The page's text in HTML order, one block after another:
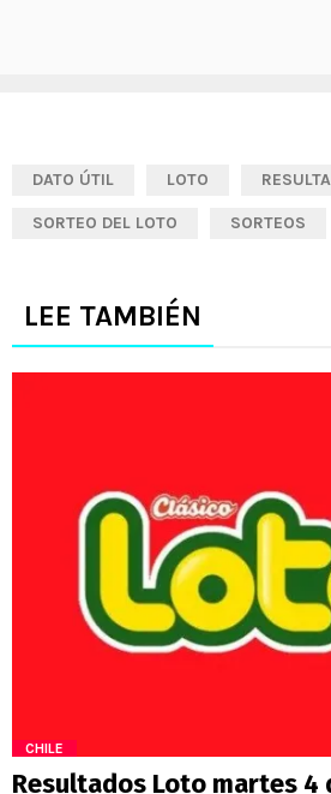
DATO ÚTIL LOTO
SORTEO DEL LOTO SORTEOS
LEE TAMBIÉN
CHILE
Resultados Loto martes 4